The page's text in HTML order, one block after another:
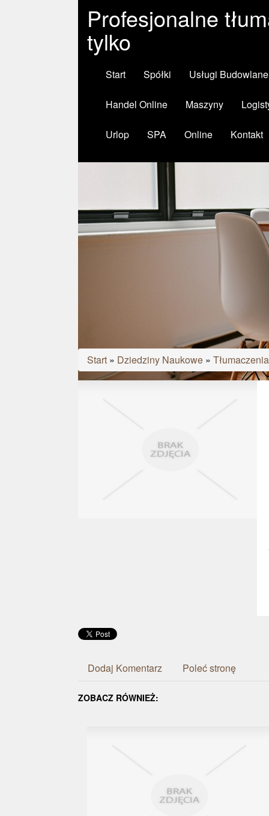
Profesjonalne
tylko
Start Spółki Usługi Budowlane
Handel Online Maszyny
Urlop SPA Online Kontakt
Start » Dziedziny Naukowe » Tłumaczenia
Dodaj Komentarz Poleć stronę
ZOBACZ RÓWNIEŻ: